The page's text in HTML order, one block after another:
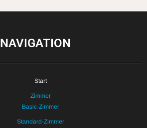
NAVIGATION
Start
Zimmer
Basic-Zimmer
Standard-Zimmer